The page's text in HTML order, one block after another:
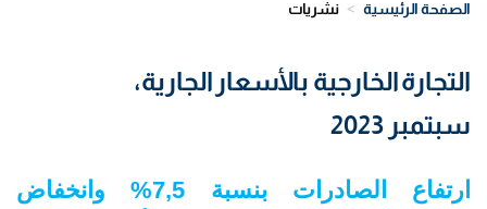
الصفحة الرئيسية نشريات
التجارة الخارجية بالأسعار الجارية،
سبتمبر 2023
ارتفاع الصادرات بنسبة 7,5
% وانخفاض